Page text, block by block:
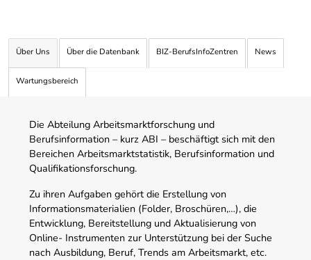
Über Uns Über die Datenbank BIZ-BerufsInfoZentren News
Wartungsbereich
Die Abteilung Arbeitsmarktforschung und
Berufsinformation – kurz ABI – beschäftigt sich mit den
Bereichen Arbeitsmarktstatistik, Berufsinformation und
Qualifikationsforschung.
Zu ihren Aufgaben gehört die Erstellung von
Informationsmaterialien (Folder, Broschüren,…), die
Entwicklung, Bereitstellung und Aktualisierung von
Online- Instrumenten zur Unterstützung bei der Suche
nach Ausbildung, Beruf, Trends am Arbeitsmarkt, etc.